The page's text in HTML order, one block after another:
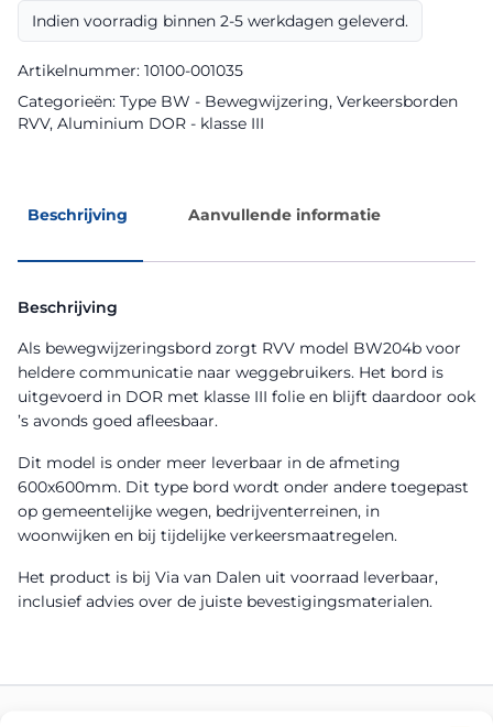
aantal
Indien voorradig binnen 2-5 werkdagen geleverd.
Artikelnummer: 10100-001035
Categorieën: Type BW - Bewegwijzering, Verkeersborden
RVV, Aluminium DOR - klasse III
Beschrijving Aanvullende informatie
Beschrijving
Als bewegwijzeringsbord zorgt RVV model BW204b voor
heldere communicatie naar weggebruikers. Het bord is
uitgevoerd in DOR met klasse III folie en blijft daardoor ook
’s avonds goed afleesbaar.
Dit model is onder meer leverbaar in de afmeting
600x600mm. Dit type bord wordt onder andere toegepast
op gemeentelijke wegen, bedrijventerreinen, in
woonwijken en bij tijdelijke verkeersmaatregelen.
Het product is bij Via van Dalen uit voorraad leverbaar,
inclusief advies over de juiste bevestigingsmaterialen.